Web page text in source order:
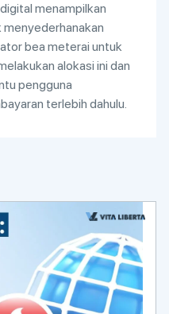
menampilkan
menyederhanakan
bea meterai untuk
alokasi ini dan
pengguna
terlebih dahulu.